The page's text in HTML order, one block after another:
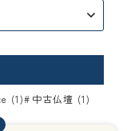
(1)
中古仏壇 (1)